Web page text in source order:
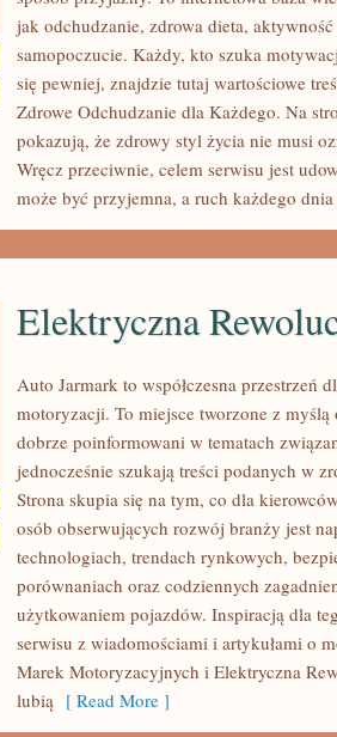
ZDROWY
STYL
ŻYCIA
jak odchudzanie, zdrowa dieta,
samopoczucie. Każdy, kto szuka
się pewniej, znajdzie tutaj wartościowe
Zdrowe Odchudzanie dla Każdego. Na
pokazują, że zdrowy styl życia nie musi
Wręcz przeciwnie, celem serwisu jest
może być przyjemna, a ruch każdego
ELEKTRYCZNA
REWOLUCJA
Elektryczna
Auto Jarmark to współczesna przestrzeń
motoryzacji. To miejsce tworzone z
dobrze poinformowani w tematach
jednocześnie szukają treści podanych w
Strona skupia się na tym, co dla
osób obserwujących rozwój branży jest
technologiach, trendach rynkowych,
porównaniach oraz codziennych
użytkowaniem pojazdów. Inspiracją dla
serwisu z wiadomościami i artykułami o
Marek Motoryzacyjnych i Elektryczna
lubią [ Read More ]